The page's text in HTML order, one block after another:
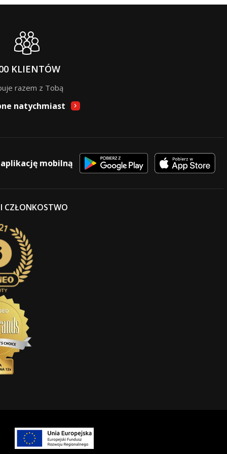
KLIENTÓW
razem z Tobą
natychmiast
mobilną
CZŁONKOSTWO